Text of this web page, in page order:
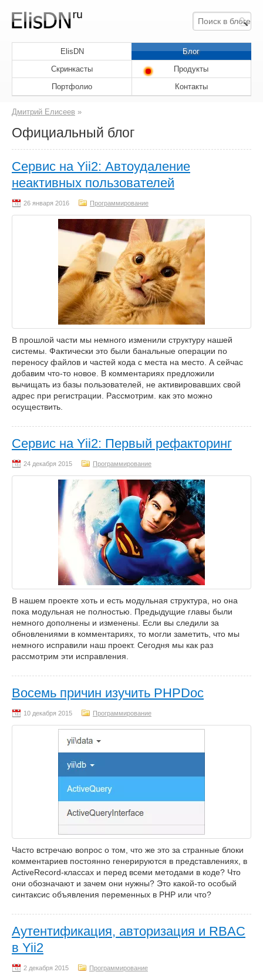
ElisDN
Блог
Скринкасты
Продукты
Портфолио
Контакты
Дмитрий Елисеев »
Официальный блог
Сервис на Yii2: Автоудаление
неактивных пользователей
Программирование
В прошлой части мы немного изменили структуру нашей
системы. Фактически это были банальные операции по
переносу файлов и частей кода с места на место. А сейчас
добавим что-то новое. В комментариях предложили
вычищать из базы пользователей, не активировавших свой
адрес при регистрации. Рассмотрим. как это можно
осуществить.
Сервис на Yii2: Первый рефакторинг
Программирование
В нашем проекте хоть и есть модульная структура, но она
пока модульная не полностью. Предыдущие главы были
немного дополнены и изменены. Если вы следили за
обновлениями в комментариях, то могли заметить, что мы
немного исправили наш проект. Сегодня мы как раз
рассмотрим эти исправления.
Восемь причин изучить PHPDoc
Программирование
Часто встречаю вопрос о том, что же это за странные блоки
комментариев постоянно генерируются в представлениях, в
ActiveRecord-классах и перед всеми методами в коде? Что
они обозначают и зачем они нужны? Это какой-то особый
синтаксис объявления переменных в PHP или что?
Аутентификация, авторизация и RBAC
в Yii2
Программирование